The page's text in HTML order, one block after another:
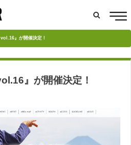
』が開催決定！
』が開催決定！